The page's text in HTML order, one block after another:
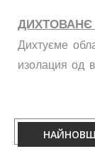
Дихтуєме
изолация од
060/50-88-433.